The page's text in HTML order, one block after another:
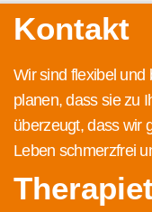
Kontakt
Wir sind flexibel und
planen, dass sie zu
überzeugt, dass wir
Leben schmerzfrei